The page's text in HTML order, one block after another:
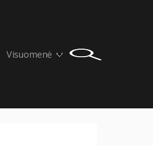
Visuomenė